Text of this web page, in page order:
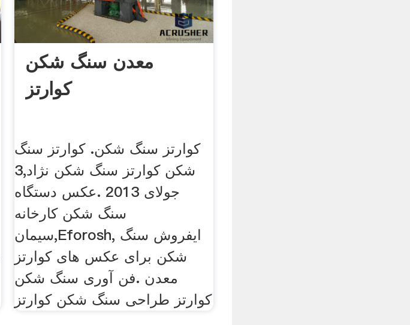
معدن سنگ شکن
کوارتز
کوارتز سنگ شکن. کوارتز سنگ
شکن کوارتز سنگ شکن نژاد,3
جولای 2013 .عکس دستگاه
سنگ شکن کارخانه
سیمان,Eforosh, ایفروش سنگ
شکن برای عکس های کوارتز
معدن .فن آوری سنگ شکن
کوارتز طراحی سنگ شکن کوارتز